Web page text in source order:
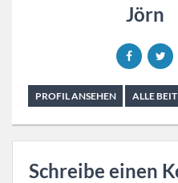
Jörn
PROFIL ANSEHEN ALLE
Schreibe einen